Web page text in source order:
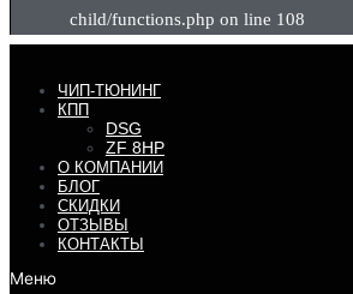
child/functions.php on line 108
ЧИП-ТЮНИНГ
КПП
DSG
ZF 8HP
О КОМПАНИИ
БЛОГ
СКИДКИ
ОТЗЫВЫ
КОНТАКТЫ
Меню